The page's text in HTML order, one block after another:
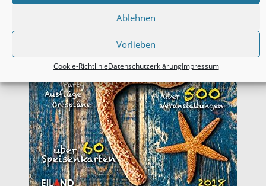
Ablehnen
Vorlieben
Cookie-RichtlinieDatenschutzerklärungImpressum